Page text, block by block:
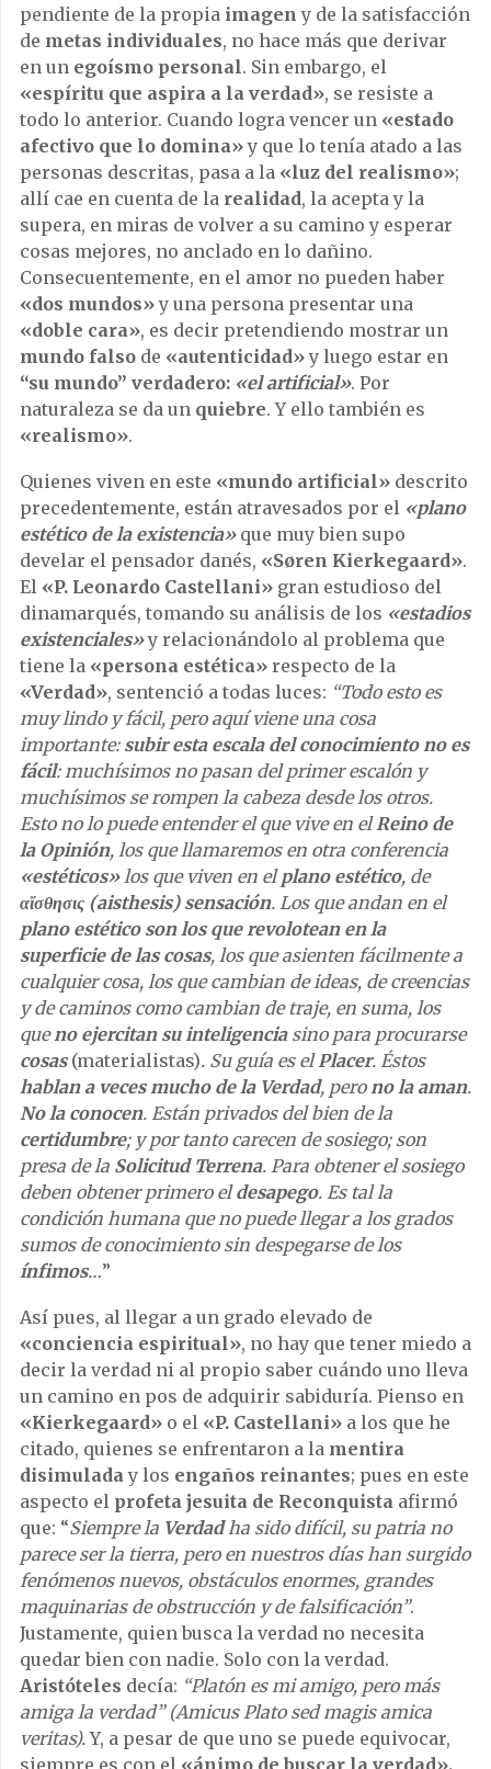
pendiente de la propia imageny de la satisfacción
de metas individuales, no hace más que derivar
en un egoísmo personal. Sin embargo, el
«espíritu que aspira a la verdad», se resiste a
todo lo anterior. Cuando logra vencer un «estado
afectivo que lo domina»y que lo tenía atado a las
personas descritas, pasa a la «luz del realismo»;
allí cae en cuenta de la realidad, la acepta y la
supera, en miras de volver a su camino y esperar
cosas mejores, no anclado en lo dañino.
Consecuentemente, en el amor no pueden haber
«dos mundos»y una persona presentar una
«doble cara», es decir pretendiendo mostrar un
mundo falso de «autenticidad»y luego estar en
“su mundo” verdadero: «el artificial». Por
naturaleza se da un quiebre. Y ello también es
«realismo».
Quienes viven en este «mundo artificial» descrito
precedentemente, están atravesados por el «plano
estético de la existencia»que muy bien supo
develar el pensador danés, «Søren Kierkegaard».
El «P. Leonardo Castellani» gran estudioso del
dinamarqués, tomando su análisis de los «estadios
existenciales» y relacionándolo al problema que
tiene la «persona estética» respecto de la
«Verdad», sentenció a todas luces: “Todo esto es
muy lindo y fácil, pero aquí viene una cosa
importante: subir esta escala del conocimiento no es
fácil: muchísimos no pasan del primer escalón y
muchísimos se rompen la cabeza desde los otros.
Esto no lo puede entender el que vive en el Reino de
la Opinión, los que llamaremos en otra conferencia
«estéticos» los que viven en el plano estético, de
αἴσθησις (aisthesis) sensación. Los que andan en el
plano estético son los que revolotean en la
superficie de las cosas, los que asienten fácilmente a
cualquier cosa, los que cambian de ideas, de creencias
y de caminos como cambian de traje, en suma, los
que no ejercitan su inteligencia sino para procurarse
cosas(materialistas). Su guía es el Placer. Éstos
hablan a veces mucho de la Verdad, pero no la aman.
No la conocen. Están privados del bien de la
certidumbre; y por tanto carecen de sosiego; son
presa de la Solicitud Terrena. Para obtener el sosiego
deben obtener primero eldesapego. Es tal la
condición humana que no puede llegar a los grados
sumos de conocimiento sin despegarse de los
ínfimos…”
Así pues, al llegar a un grado elevado de
«conciencia espiritual», no hay que tener miedo a
decir la verdad ni al propio saber cuándo uno lleva
un camino en pos de adquirir sabiduría. Pienso en
«Kierkegaard» o el «P. Castellani» a los que he
citado, quienes se enfrentaron a la mentira
disimulada y los engaños reinantes; pues en este
aspecto el profeta jesuita de Reconquista afirmó
que: “Siempre la Verdadha sido difícil, su patria no
parece ser la tierra, pero en nuestros días han surgido
fenómenos nuevos, obstáculos enormes, grandes
maquinarias de obstrucción y de falsificación”.
Justamente, quien busca la verdad no necesita
quedar bien con nadie. Solo con la verdad.
Aristóteles decía: “Platón es mi amigo, pero más
amiga la verdad” (Amicus Plato sed magis amica
veritas).Y, a pesar de que uno se puede equivocar,
siempre es con el «ánimo de buscar la verdad».